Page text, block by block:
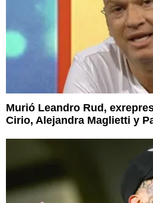
Murió Leandro Rud,
Cirio, Alejandra Maglietti y